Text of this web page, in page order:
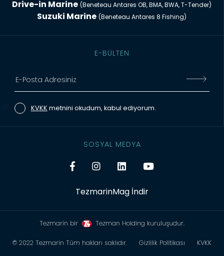
Drive-in Marine (Beneteau Antares OB, BMA, BWA, T-Tender)
Suzuki Marine (Beneteau Antares 8 Fishing)
E-BÜLTEN
KVKK metnini okudum, kabul ediyorum.
SOSYAL MEDYA
TezmarinMag İndir
Tezmarin bir Tezman Holding kuruluşudur.
© 2022 Tezmarin Tüm hakları saklıdır. Gizlilik Politikası KVKK